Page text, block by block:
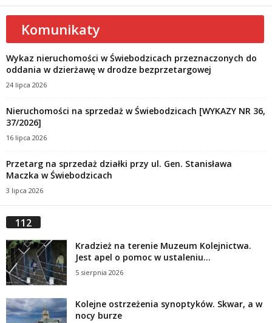
Komunikaty
Wykaz nieruchomości w Świebodzicach przeznaczonych do
oddania w dzierżawę w drodze bezprzetargowej
24 lipca 2026
Nieruchomości na sprzedaż w Świebodzicach [WYKAZY NR 36,
37/2026]
16 lipca 2026
Przetarg na sprzedaż działki przy ul. Gen. Stanisława
Maczka w Świebodzicach
3 lipca 2026
112
Kradzież na terenie Muzeum Kolejnictwa.
Jest apel o pomoc w ustaleniu...
5 sierpnia 2026
Kolejne ostrzeżenia synoptyków. Skwar, a w
nocy burze